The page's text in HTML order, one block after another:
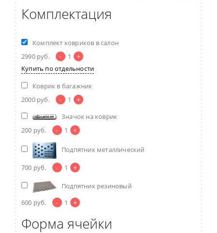
Комплектация
Комплект ковриков в салон
2990 руб. - 1 +
Купить по отдельности
Коврик в багажник
2000 руб. - 1 +
Значок на коврик
200 руб. - 1 +
Подпятник металлический
700 руб. - 1 +
Подпятник резиновый
600 руб. - 1 +
Форма ячейки